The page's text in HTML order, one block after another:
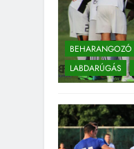
BEHARANGOZÓ
LABDARÚGÁS